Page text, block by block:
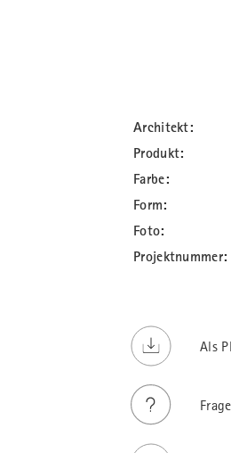
Architekt:
Produkt:
Farbe:
Form:
Foto:
Projektnummer:
Als